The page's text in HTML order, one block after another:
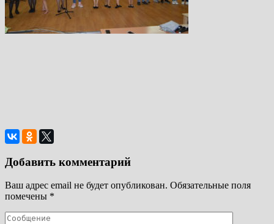
Добавить комментарий
Ваш адрес email не будет опубликован. Обязательные поля
помечены *